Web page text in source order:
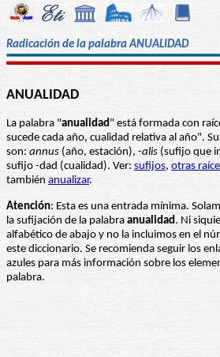
Radicación de la palabra ANUALIDAD
ANUALIDAD
La palabra "anualidad" está formada con
sucede cada año, cualidad relativa al año".
son: annus (año, estación), -alis (sufijo que
sufijo -dad (cualidad). Ver: sufijos, otras
también anualizar.
Atención: Esta es una entrada mínima.
la sufijación de la palabra anualidad. Ni
alfabético de abajo y no la incluimos en el
este diccionario. Se recomienda seguir los
azules para más información sobre los
palabra.